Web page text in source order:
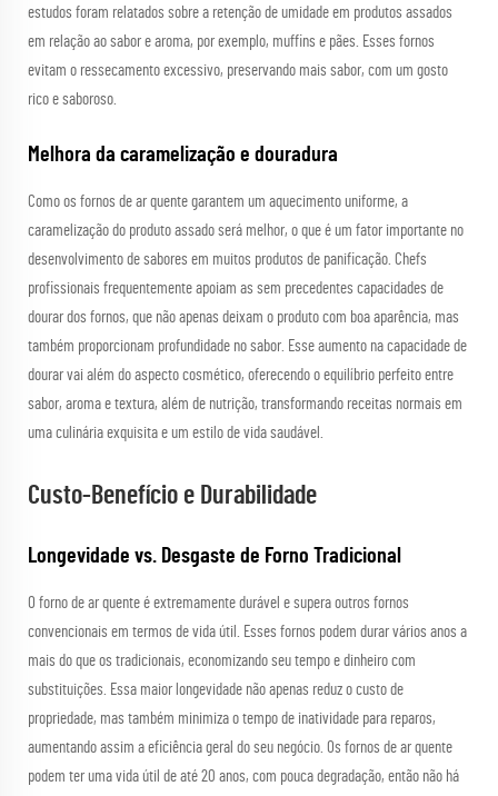
estudos foram relatados sobre a retenção de umidade em produtos assados
em relação ao sabor e aroma, por exemplo, muffins e pães. Esses fornos
evitam o ressecamento excessivo, preservando mais sabor, com um gosto
rico e saboroso.
Melhora da caramelização e douradura
Como os fornos de ar quente garantem um aquecimento uniforme, a
caramelização do produto assado será melhor, o que é um fator importante no
desenvolvimento de sabores em muitos produtos de panificação. Chefs
profissionais frequentemente apoiam as sem precedentes capacidades de
dourar dos fornos, que não apenas deixam o produto com boa aparência, mas
também proporcionam profundidade no sabor. Esse aumento na capacidade de
dourar vai além do aspecto cosmético, oferecendo o equilíbrio perfeito entre
sabor, aroma e textura, além de nutrição, transformando receitas normais em
uma culinária exquisita e um estilo de vida saudável.
Custo-Benefício e Durabilidade
Longevidade vs. Desgaste de Forno Tradicional
O forno de ar quente é extremamente durável e supera outros fornos
convencionais em termos de vida útil. Esses fornos podem durar vários anos a
mais do que os tradicionais, economizando seu tempo e dinheiro com
substituições. Essa maior longevidade não apenas reduz o custo de
propriedade, mas também minimiza o tempo de inatividade para reparos,
aumentando assim a eficiência geral do seu negócio. Os fornos de ar quente
podem ter uma vida útil de até 20 anos, com pouca degradação, então não há